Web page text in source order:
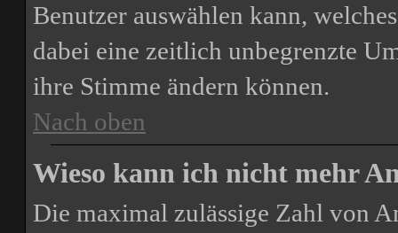
Benutzer auswählen kann,
dabei eine zeitlich unbegrenzte
ihre Stimme ändern können.
Nach oben
Wieso kann ich nicht mehr
Die maximal zulässige Zahl von